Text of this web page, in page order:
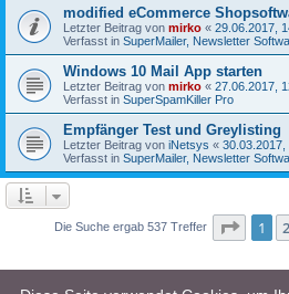
modified eCommerce
Letzter Beitrag von mirko « 29.06.2017,
Verfasst in SuperMailer, Newsletter
Windows 10 Mail App starten
Letzter Beitrag von mirko « 27.06.2017,
Verfasst in SuperSpamKiller Pro
Empfänger Test und Greylisting
Letzter Beitrag von iNetsys « 30.03.2017,
Verfasst in SuperMailer, Newsletter
Die Suche ergab 537 Treffer Seite 1
1 2